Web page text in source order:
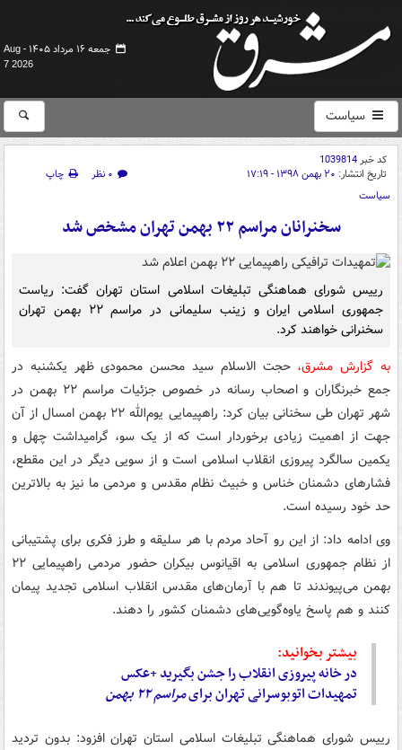
جمعه ۱۶ مرداد ۱۴۰۵ -
Aug
7 2026
سیاست
کد خبر1039814
تاریخ انتشار: ۲۰ بهمن ۱۳۹۸ - ۱۷:۱۹ ۰ نظر
چاپ
سیاست
سخنرانان مراسم ۲۲ بهمن تهران مشخص شد
رییس شورای هماهنگی تبلیغات اسلامی استان تهران گفت: ریاست
جمهوری اسلامی ایران و زینب سلیمانی در مراسم ۲۲ بهمن تهران
سخنرانی خواهند کرد.
به گزارش مشرق،حجت الاسلام سید محسن محمودی ظهر یکشنبه در
جمع خبرنگاران و اصحاب رسانه در خصوص جزئیات مراسم ۲۲ بهمن در
شهر تهران طی سخنانی بیان کرد: راهپیمایی یوم‌الله ۲۲ بهمن امسال از آن
جهت از اهمیت زیادی برخوردار است که از یک سو، گرامیداشت چهل و
یکمین سالگرد پیروزی انقلاب اسلامی است و از سویی دیگر در این مقطع،
فشارهای دشمنان خناس و خبیث نظام مقدس و مردمی ما نیز به بالاترین
حد خود رسیده است.
وی ادامه داد: از این رو آحاد مردم با هر سلیقه و طرز فکری برای پشتیبانی
از نظام جمهوری اسلامی به اقیانوس بیکران حضور مردمی راهپیمایی ۲۲
بهمن می‌پیوندند تا هم با آرمان‌های مقدس انقلاب اسلامی تجدید پیمان
کنند و هم پاسخ یاوه‌گویی‌های دشمنان کشور را دهند.
بیشتر بخوانید:
در خانه پیروزی انقلاب را جشن بگیرید +عکس
تمهیدات اتوبوسرانی تهران برایمراسم۲۲ بهمن
رییس شورای هماهنگی تبلیغات اسلامی استان تهران افزود: بدون تردید